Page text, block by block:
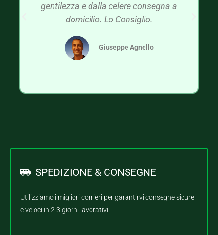
gentilezza e dalla celere consegna a
domicilio. Lo Consiglio.
Giuseppe Agnello
SPEDIZIONE & CONSEGNE
Utilizziamo i migliori corrieri per garantirvi consegne sicure
e veloci in 2-3 giorni lavorativi.